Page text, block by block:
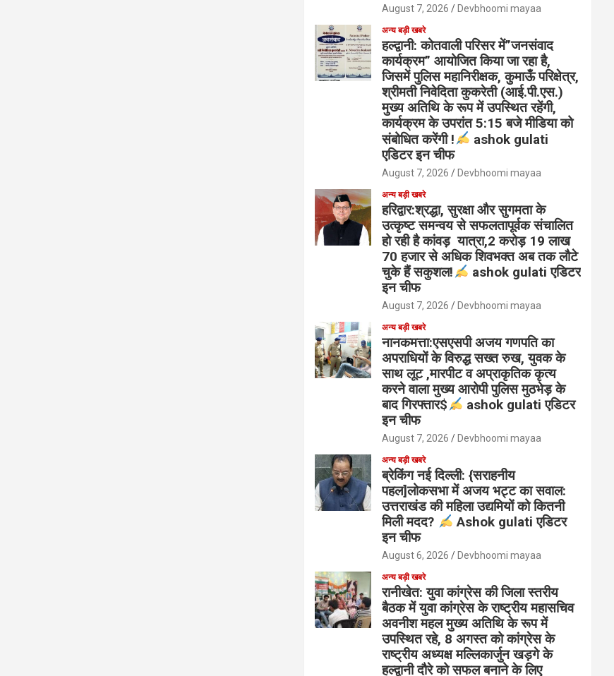
August 7, 2026 Devbhoomi mayaa
अन्य बड़ी खबरे
हल्द्वानी: कोतवाली परिसर में”जनसंवाद
कार्यक्रम” आयोजित किया जा रहा है,
जिसमें पुलिस महानिरीक्षक, कुमाऊँ परिक्षेत्र,
श्रीमती निवेदिता कुकरेती (आई.पी.एस.)
मुख्य अतिथि के रूप में उपस्थित रहेंगी,
कार्यक्रम के उपरांत 5:15 बजे मीडिया को
संबोधित करेंगी !
ashok gulati
एडिटर इन चीफ
August 7, 2026 Devbhoomi mayaa
अन्य बड़ी खबरे
हरिद्वार:श्रद्धा, सुरक्षा और सुगमता के
उत्कृष्ट समन्वय से सफलतापूर्वक संचालित
हो रही है कांवड़ यात्रा,2 करोड़ 19 लाख
70 हजार से अधिक शिवभक्त अब तक लौटे
चुके हैं सकुशल!
ashok gulati एडिटर
इन चीफ
August 7, 2026 Devbhoomi mayaa
अन्य बड़ी खबरे
नानकमत्ता:एसएसपी अजय गणपति का
अपराधियों के विरुद्ध सख्त रुख, युवक के
साथ लूट ,मारपीट व अप्राकृतिक कृत्य
करने वाला मुख्य आरोपी पुलिस मुठभेड़ के
बाद गिरफ्तार$
ashok gulati एडिटर
इन चीफ
August 7, 2026 Devbhoomi mayaa
अन्य बड़ी खबरे
ब्रेकिंग नई दिल्ली: {सराहनीय
पहल]लोकसभा में अजय भट्ट का सवाल:
उत्तराखंड की महिला उद्यमियों को कितनी
मिली मदद?
Ashok gulati एडिटर
इन चीफ
August 6, 2026 Devbhoomi mayaa
अन्य बड़ी खबरे
रानीखेत: युवा कांग्रेस की जिला स्तरीय
बैठक में युवा कांग्रेस के राष्ट्रीय महासचिव
अवनीश महल मुख्य अतिथि के रूप में
उपस्थित रहे, 8 अगस्त को कांग्रेस के
राष्ट्रीय अध्यक्ष मल्लिकार्जुन खड़गे के
हल्द्वानी दौरे को सफल बनाने के लिए